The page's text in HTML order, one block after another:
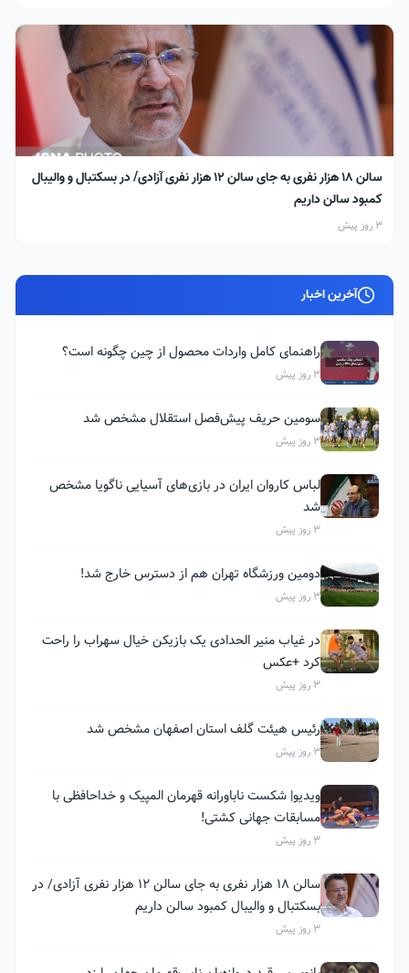
سالن ۱۸ هزار نفری به جای سالن ۱۲ هزار نفری آزادی/ در بسکتبال و والیبال
کمبود سالن داریم
3 روز پیش
آخرین اخبار
راهنمای کامل واردات محصول از چین چگونه است؟
3 روز پیش
سومین حریف پیش‌فصل استقلال مشخص شد
3 روز پیش
لباس کاروان ایران در بازی‌های آسیایی ناگویا مشخص
شد
3 روز پیش
دومین ورزشگاه تهران هم از دسترس خارج شد!
3 روز پیش
در غیاب منیر الحدادی یک بازیکن خیال سهراب را راحت
کرد +عکس
3 روز پیش
رئیس هیئت گلف استان اصفهان مشخص شد
3 روز پیش
ویدیو| شکست ناباورانه قهرمان المپیک و خداحافظی با
مسابقات جهانی کشتی!
3 روز پیش
سالن ۱۸ هزار نفری به جای سالن ۱۲ هزار نفری آزادی/ در
بسکتبال و والیبال کمبود سالن داریم
3 روز پیش